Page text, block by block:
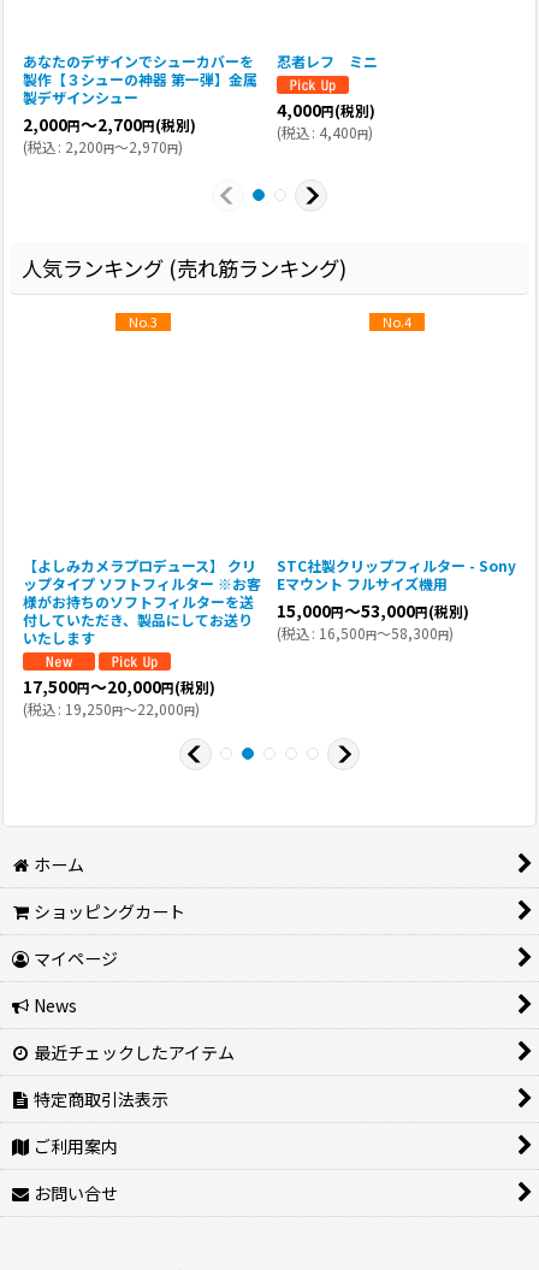
あなたのデザインでシューカバーを
製作【３シューの神器 第一弾】金属
製デザインシュー
2,000円～2,700円(税別)
(税込: 2,200円～2,970円)
忍者レフ ミニ
4,000円(税別)
(税込: 4,400円)
人気ランキング (売れ筋ランキング)
No.3
【よしみカメラプロデュース】 クリ
ップタイプ ソフトフィルター ※お客
様がお持ちのソフトフィルターを送
付していただき、製品にしてお送り
いたします
17,500円～20,000円(税別)
(税込: 19,250円～22,000円)
No.4
STC社製クリップフィルター - Sony
Eマウント フルサイズ機用
15,000円～53,000円(税別)
(税込: 16,500円～58,300円)
ホーム
ショッピングカート
マイページ
News
最近チェックしたアイテム
特定商取引法表示
ご利用案内
お問い合せ